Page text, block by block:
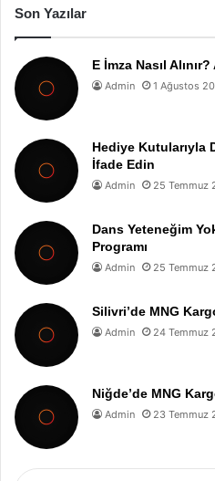
Son Yazılar
E İmza Nasıl
Admin 1 Ağustos
Hediye Kutularıyla
İfade Edin
Admin 25 Temmuz
Dans Yeteneğim
Programı
Admin 25 Temmuz
Silivri’de MNG
Admin 24 Temmuz
Niğde’de MNG
Admin 23 Temmuz